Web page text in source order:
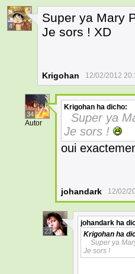
4
Super ya Mary
Je sors ! XD
Krigohan 12/02/2012
34
Autor
Krigohan ha dicho:
Super ya
Je sors !
oui
johandark 12/02/
23
johandark ha
Krigohan ha
Super ya
Je sors !